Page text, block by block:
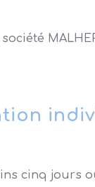
cinq jours